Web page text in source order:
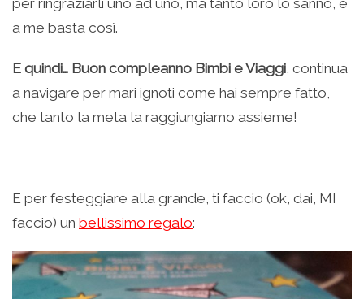
per ringraziarli uno ad uno, ma tanto loro lo sanno, e
a me basta così.
E quindi… Buon compleanno Bimbi e Viaggi, continua
a navigare per mari ignoti come hai sempre fatto,
che tanto la meta la raggiungiamo assieme!
E per festeggiare alla grande, ti faccio (ok, dai, MI
faccio) un bellissimo regalo: